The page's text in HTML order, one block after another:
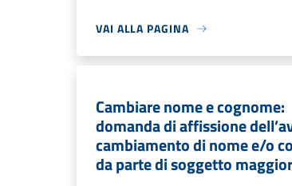
VAI ALLA PAGINA
Cambiare nome e cognome:
domanda di affissione
cambiamento di nome e/o
da parte di soggetto